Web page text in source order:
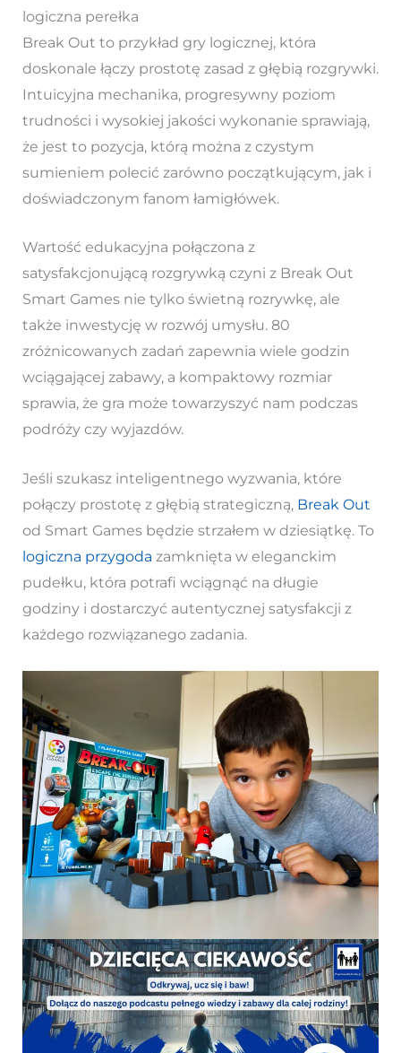
logiczna perełka
Break Out to przykład gry logicznej, która
doskonale łączy prostotę zasad z głębią rozgrywki.
Intuicyjna mechanika, progresywny poziom
trudności i wysokiej jakości wykonanie sprawiają,
że jest to pozycja, którą można z czystym
sumieniem polecić zarówno początkującym, jak i
doświadczonym fanom łamigłówek.
Wartość edukacyjna połączona z
satysfakcjonującą rozgrywką czyni z Break Out
Smart Games nie tylko świetną rozrywkę, ale
także inwestycję w rozwój umysłu. 80
zróżnicowanych zadań zapewnia wiele godzin
wciągającej zabawy, a kompaktowy rozmiar
sprawia, że gra może towarzyszyć nam podczas
podróży czy wyjazdów.
Jeśli szukasz inteligentnego wyzwania, które
połączy prostotę z głębią strategiczną, Break Out
od Smart Games będzie strzałem w dziesiątkę. To
logiczna przygoda zamknięta w eleganckim
pudełku, która potrafi wciągnąć na długie
godziny i dostarczyć autentycznej satysfakcji z
każdego rozwiązanego zadania.